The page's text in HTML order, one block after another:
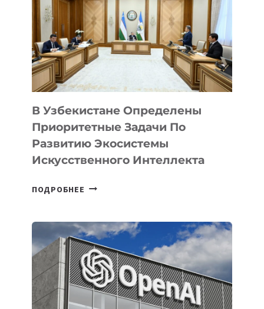
В Узбекистане Определены
Приоритетные Задачи По
Развитию Экосистемы
Искусственного Интеллекта
ПОДРОБНЕЕ
ПРИОРИТЕТНЫЕ
ЗАДАЧИ
ПО
РАЗВИТИЮ
ЭКОСИСТЕМЫ
ИСКУССТВЕННОГО